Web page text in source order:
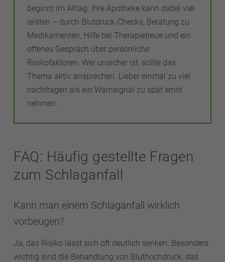
beginnt im Alltag. Ihre Apotheke kann dabei viel
leisten – durch Blutdruck-Checks, Beratung zu
Medikamenten, Hilfe bei Therapietreue und ein
offenes Gespräch über persönliche
Risikofaktoren. Wer unsicher ist, sollte das
Thema aktiv ansprechen. Lieber einmal zu viel
nachfragen als ein Warnsignal zu spät ernst
nehmen.
FAQ: Häufig gestellte Fragen
zum Schlaganfall
Kann man einem Schlaganfall wirklich
vorbeugen?
Ja, das Risiko lässt sich oft deutlich senken. Besonders
wichtig sind die Behandlung von Bluthochdruck, das